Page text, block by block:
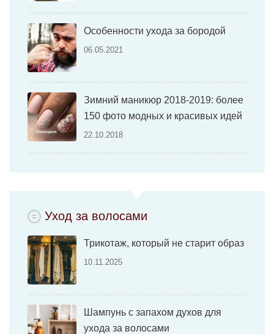
Особенности ухода за бородой
06.05.2021
Зимний маникюр 2018-2019: более
150 фото модных и красивых идей
22.10.2018
Уход за волосами
Трикотаж, который не старит образ
10.11.2025
Шампунь с запахом духов для
ухода за волосами